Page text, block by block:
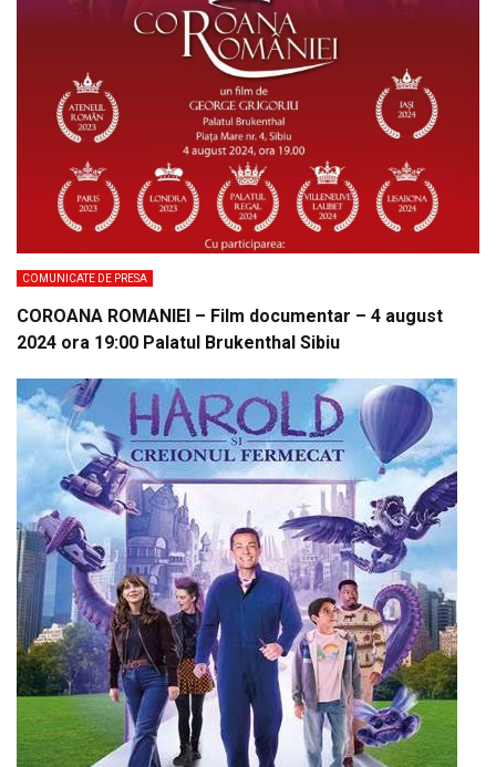
COMUNICATE DE PRESA
COROANA ROMANIEI – Film documentar – 4 august
2024 ora 19:00 Palatul Brukenthal Sibiu